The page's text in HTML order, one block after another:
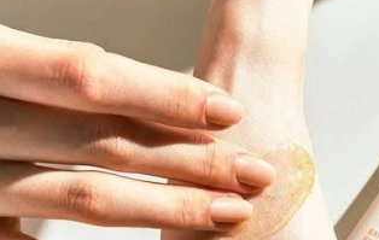
ြီးတော့ လိမ်းအိပ်လိုက်ရင် မနက်ကျ စိုအိတင်းရင်
သားအရေကို ပိုင်ဆိုင်စေမယ့် Sleeping
သားရည်ရှယ်ကောင်းလာပြီး ကြည်ဝင်းချေ
ျာပါပဲနော်
09449002478
ကိုလဲ ဆက်သွယ်မှာယူနိုင်ပါ